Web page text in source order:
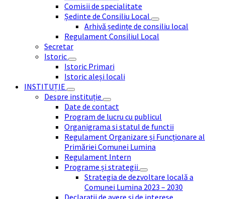
Comisii de specialitate
Ședinte de Consiliu Local
Arhivă ședințe de consiliu local
Regulament Consiliul Local
Secretar
Istoric
Istoric Primari
Istoric aleși locali
INSTITUȚIE
Despre instituție
Date de contact
Program de lucru cu publicul
Organigrama si statul de functii
Regulament Organizare și Funcționare al
Primăriei Comunei Lumina
Regulament Intern
Programe și strategii
Strategia de dezvoltare locală a
Comunei Lumina 2023 – 2030
Declarații de avere și de interese